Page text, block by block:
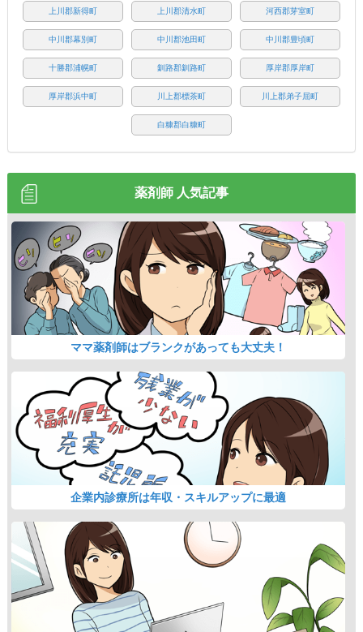
上川郡新得町 上川郡清水町 河西郡芽室町
中川郡幕別町 中川郡池田町 中川郡豊頃町
十勝郡浦幌町 釧路郡釧路町 厚岸郡厚岸町
厚岸郡浜中町 川上郡標茶町 川上郡弟子屈町
白糠郡白糠町
薬剤師 人気記事
ママ薬剤師はブランクがあっても大丈夫！
企業内診療所は年収・スキルアップに最適